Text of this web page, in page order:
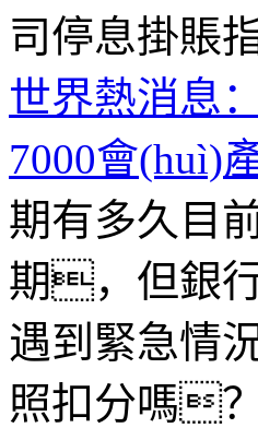
司停息掛賬
世界熱消息
7000會
期有多久目
期，但銀
遇到緊急情
照扣分嗎？